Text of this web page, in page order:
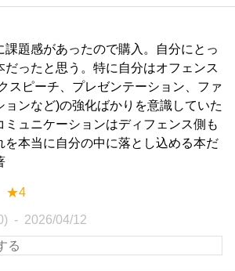
課題感があったので購入。自分にとっ
だったと思う。特に自分はオフェンス
スピーチ、プレゼンテーション、ファ
ョンなど)の強化ばかりを意識していた
ミュニケーションはディフェンス側も
を本当に自分の中に落とし込める本だ
★4
2026/04/12